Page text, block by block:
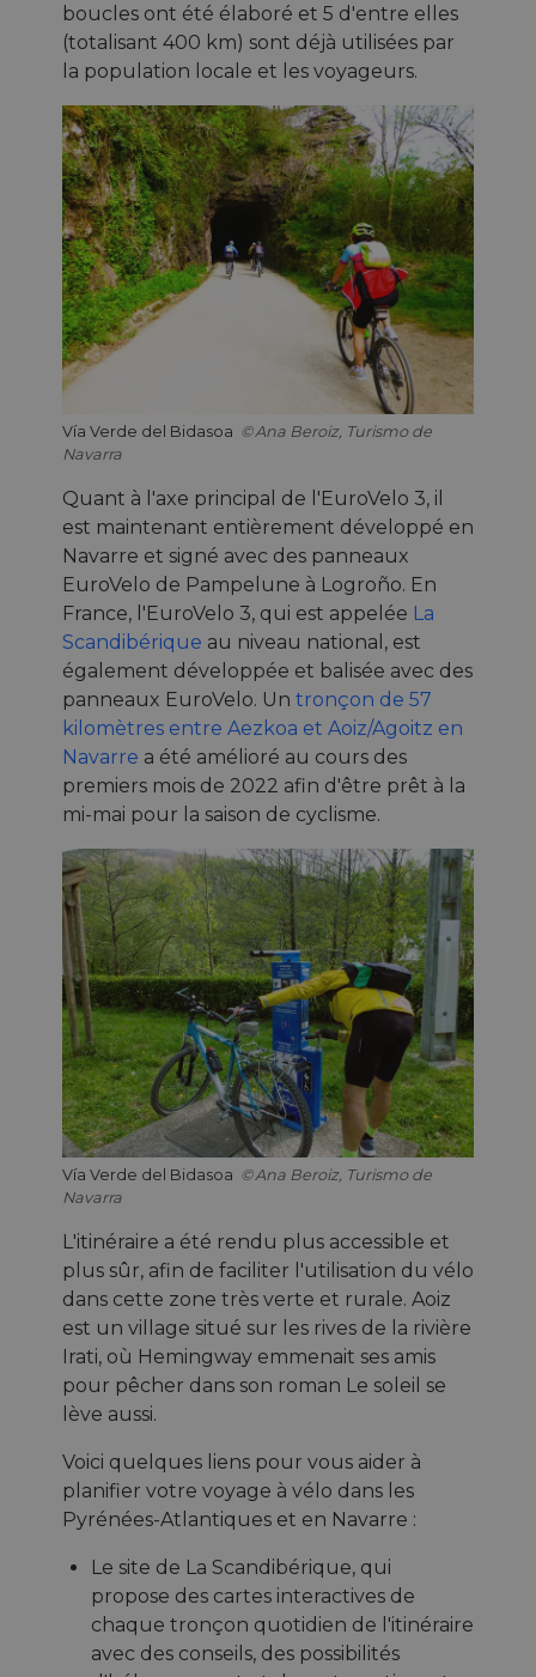
boucles ont été élaboré et 5 d'entre elles
(totalisant 400 km) sont déjà utilisées par
la population locale et les voyageurs.
Vía Verde del Bidasoa
Ana Beroiz, Turismo de
Navarra
Quant à l'axe principal de l'EuroVelo 3, il
est maintenant entièrement développé en
Navarre et signé avec des panneaux
EuroVelo de Pampelune à Logroño. En
France, l'EuroVelo 3, qui est appelée La
Scandibérique au niveau national, est
également développée et balisée avec des
panneaux EuroVelo. Un tronçon de 57
kilomètres entre Aezkoa et Aoiz/Agoitz en
Navarre a été amélioré au cours des
premiers mois de 2022 afin d'être prêt à la
mi-mai pour la saison de cyclisme.
Vía Verde del Bidasoa
Ana Beroiz, Turismo de
Navarra
L'itinéraire a été rendu plus accessible et
plus sûr, afin de faciliter l'utilisation du vélo
dans cette zone très verte et rurale. Aoiz
est un village situé sur les rives de la rivière
Irati, où Hemingway emmenait ses amis
pour pêcher dans son roman Le soleil se
lève aussi.
Voici quelques liens pour vous aider à
planifier votre voyage à vélo dans les
Pyrénées-Atlantiques et en Navarre :
Le site de La Scandibérique, qui
propose des cartes interactives de
chaque tronçon quotidien de l'itinéraire
avec des conseils, des possibilités